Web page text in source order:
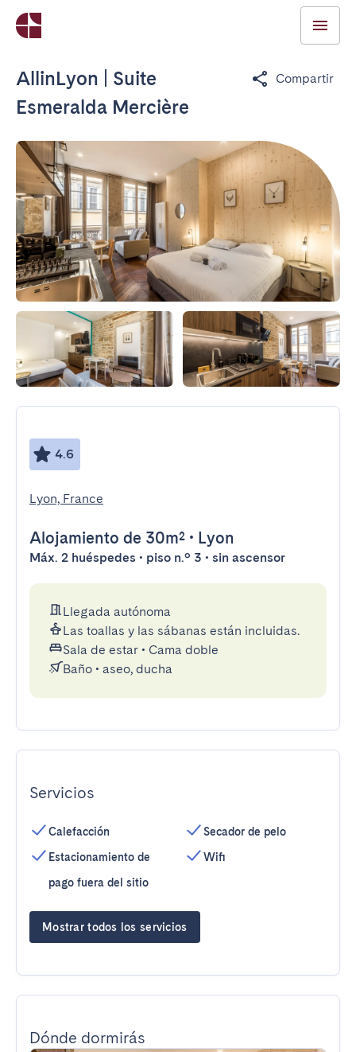
AllinLyon | Suite
Esmeralda Mercière
Compartir
4.6
Lyon, France
Alojamiento de 30m² • Lyon
Máx. 2 huéspedes • piso n.º 3 • sin ascensor
Llegada autónoma
Las toallas y las sábanas están incluidas.
Sala de estar • Cama doble
Baño • aseo, ducha
Servicios
Calefacción
Estacionamiento de
pago fuera del sitio
Secador de pelo
Wifi
Mostrar todos los servicios
Dónde dormirás